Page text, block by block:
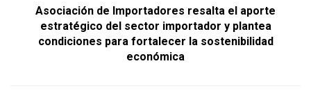
Asociación de Importadores resalta el aporte
estratégico del sector importador y plantea
condiciones para fortalecer la sostenibilidad
económica